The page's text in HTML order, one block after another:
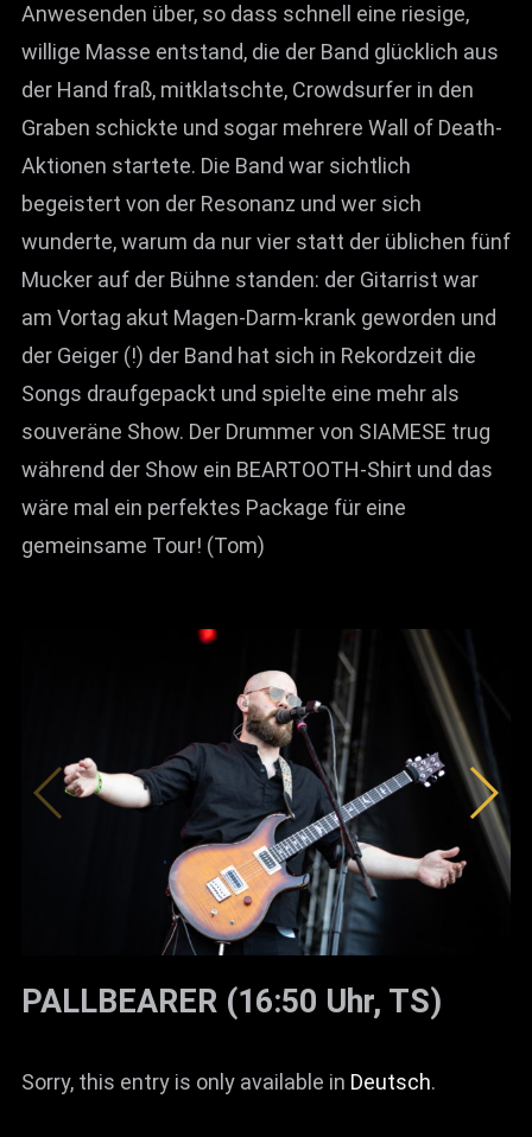
Anwesenden über, so dass schnell eine riesige,
willige Masse entstand, die der Band glücklich aus
der Hand fraß, mitklatschte, Crowdsurfer in den
Graben schickte und sogar mehrere Wall of Death-
Aktionen startete. Die Band war sichtlich
begeistert von der Resonanz und wer sich
wunderte, warum da nur vier statt der üblichen fünf
Mucker auf der Bühne standen: der Gitarrist war
am Vortag akut Magen-Darm-krank geworden und
der Geiger (!) der Band hat sich in Rekordzeit die
Songs draufgepackt und spielte eine mehr als
souveräne Show. Der Drummer von SIAMESE trug
während der Show ein BEARTOOTH-Shirt und das
wäre mal ein perfektes Package für eine
gemeinsame Tour! (Tom)
PALLBEARER (16:50 Uhr, TS)
Sorry, this entry is only available in Deutsch.